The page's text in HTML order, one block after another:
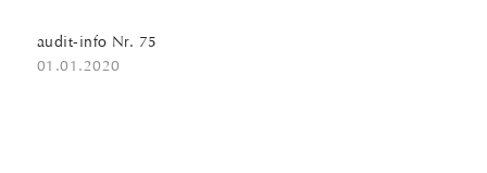
audit-info Nr. 75
01.01.2020